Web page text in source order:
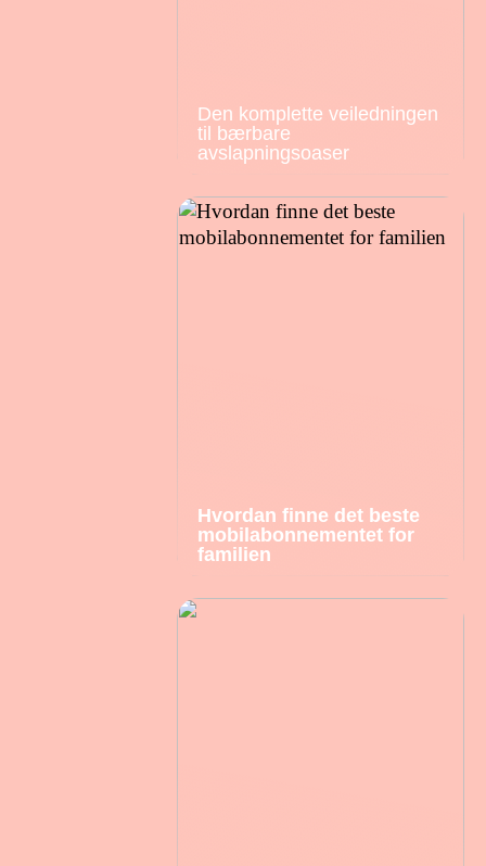
Den komplette veiledningen
til bærbare
avslapningsoaser
Hvordan finne det beste
mobilabonnementet for
familien